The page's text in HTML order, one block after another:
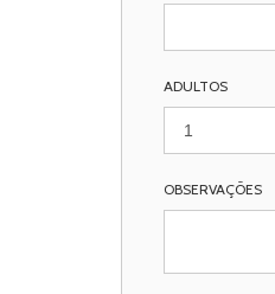
ADULTOS
OBSERVAÇÕES